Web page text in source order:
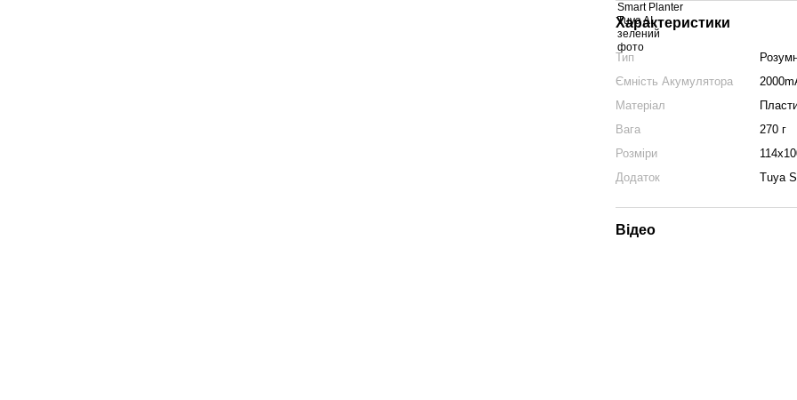
Характеристики
Тип
Ємність Акумулятора
Матеріал
Вага
270 г
Розміри
Додаток
Tuya
Відео